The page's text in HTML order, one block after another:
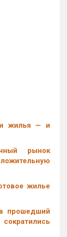
жилья — и
рынок
жилье
прошедший